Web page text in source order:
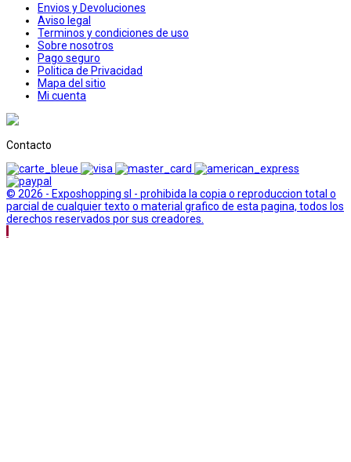
Envios y Devoluciones
Aviso legal
Terminos y condiciones de uso
Sobre nosotros
Pago seguro
Politica de Privacidad
Mapa del sitio
Mi cuenta
Contacto
© 2026 - Exposhopping sl - prohibida la copia o reproduccion total o
parcial de cualquier texto o material grafico de esta pagina, todos los
derechos reservados por sus creadores.